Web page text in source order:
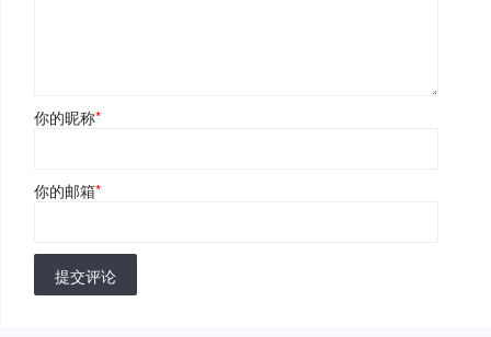
你的昵称*
你的邮箱*
提交评论